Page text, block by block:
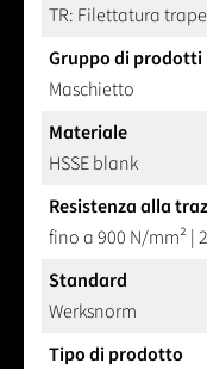
TR: Filettatura
Gruppo di prodotti
Maschietto
Materiale
HSSE blank
Resistenza alla
fino a 900 N/mm² |
Standard
Werksnorm
Tipo di prodotto